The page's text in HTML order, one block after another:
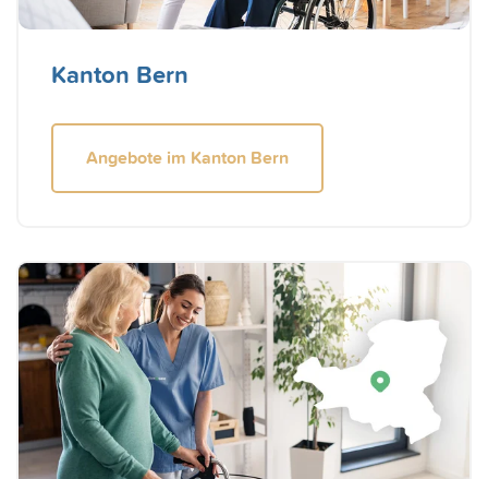
Kanton Bern
Angebote im Kanton Bern